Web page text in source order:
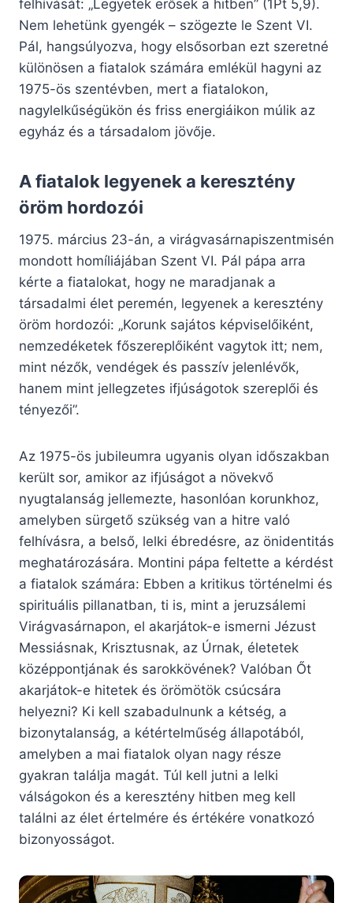
felhívását: „Legyetek erősek a hitben” (1Pt 5,9).
Nem lehetünk gyengék – szögezte le Szent VI.
Pál, hangsúlyozva, hogy elsősorban ezt szeretné
különösen a fiatalok számára emlékül hagyni az
1975-ös szentévben, mert a fiatalokon,
nagylelkűségükön és friss energiáikon múlik az
egyház és a társadalom jövője.
A fiatalok legyenek a keresztény
öröm hordozói
1975. március 23-án, a virágvasárnapiszentmisén
mondott homíliájában Szent VI. Pál pápa arra
kérte a fiatalokat, hogy ne maradjanak a
társadalmi élet peremén, legyenek a keresztény
öröm hordozói: „Korunk sajátos képviselőiként,
nemzedéketek főszereplőiként vagytok itt; nem,
mint nézők, vendégek és passzív jelenlévők,
hanem mint jellegzetes ifjúságotok szereplői és
tényezői”.
Az 1975-ös jubileumra ugyanis olyan időszakban
került sor, amikor az ifjúságot a növekvő
nyugtalanság jellemezte, hasonlóan korunkhoz,
amelyben sürgető szükség van a hitre való
felhívásra, a belső, lelki ébredésre, az önidentitás
meghatározására. Montini pápa feltette a kérdést
a fiatalok számára: Ebben a kritikus történelmi és
spirituális pillanatban, ti is, mint a jeruzsálemi
Virágvasárnapon, el akarjátok-e ismerni Jézust
Messiásnak, Krisztusnak, az Úrnak, életetek
középpontjának és sarokkövének? Valóban Őt
akarjátok-e hitetek és örömötök csúcsára
helyezni? Ki kell szabadulnunk a kétség, a
bizonytalanság, a kétértelműség állapotából,
amelyben a mai fiatalok olyan nagy része
gyakran találja magát. Túl kell jutni a lelki
válságokon és a keresztény hitben meg kell
találni az élet értelmére és értékére vonatkozó
bizonyosságot.